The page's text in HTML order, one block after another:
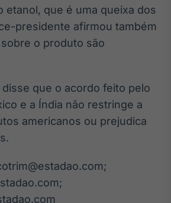
Broadcast
Fundos
A melhor
plataforma para
BroadFast
etanol, que é uma queixa dos
presidente afirmou também
o produto são
que o acordo feito pelo
e a Índia não restringe a
americanos ou prejudica